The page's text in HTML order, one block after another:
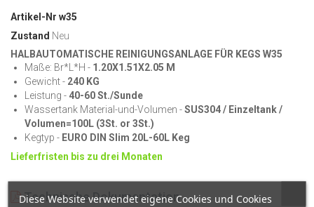
Artikel-Nr w35
Zustand Neu
HALBAUTOMATISCHE REINIGUNGSANLAGE FÜR KEGS W35
Maße: Br*L*H - 1.20X1.51X2.05 M
Gewicht - 240 KG
Leistung - 40-60 St./Sunde
Wassertank Material-und-Volumen -SUS304 / Einzeltank /
Volumen=100L (3St. or 3St.)
Kegtyp - EURO DIN Slim 20L-60L Keg
Lieferfristen bis zu drei Monaten
Technische Dokumentation
Diese Website verwendet eigene Cookies und Cookies